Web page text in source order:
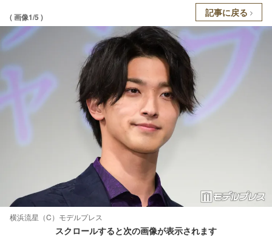
( 画像1/5 ) 記事に戻る
横浜流星（C）モデルプレス
スクロールすると次の画像が表示されます